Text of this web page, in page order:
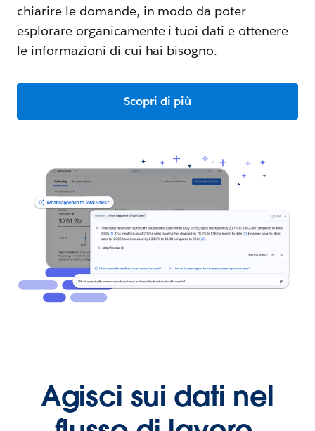
chiarire le domande, in modo da poter
esplorare organicamente i tuoi dati e ottenere
le informazioni di cui hai bisogno.
Scopri di più
Agisci sui dati nel